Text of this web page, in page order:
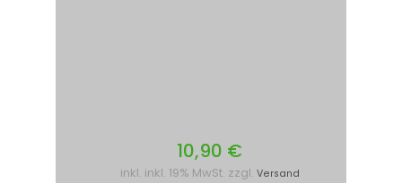
10,90 €
inkl. inkl. 19% MwSt. zzgl. Versand